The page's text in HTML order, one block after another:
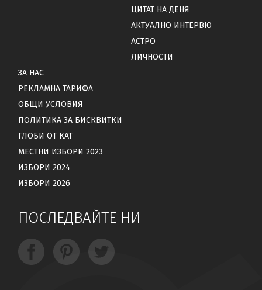
ЦИТАТ НА ДЕНЯ
АКТУАЛНО ИНТЕРВЮ
АСТРО
ЛИЧНОСТИ
ЗА НАС
РЕКЛАМНА ТАРИФА
ОБЩИ УСЛОВИЯ
ПОЛИТИКА ЗА БИСКВИТКИ
ГЛОБИ ОТ КАТ
МЕСТНИ ИЗБОРИ 2023
ИЗБОРИ 2024
ИЗБОРИ 2026
ПОСЛЕДВАЙТЕ НИ